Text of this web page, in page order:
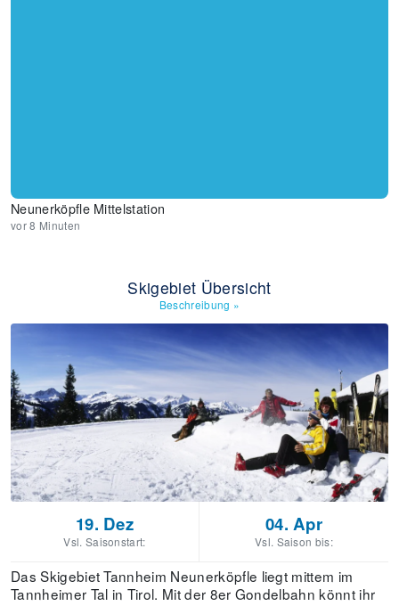
Neunerköpfle Mittelstation
vor 8 Minuten
Skigebiet Übersicht
Beschreibung »
19. Dez
Vsl. Saisonstart:
04. Apr
Vsl. Saison bis:
Das Skigebiet Tannheim Neunerköpfle liegt mittem im
Tannheimer Tal in Tirol. Mit der 8er Gondelbahn könnt ihr